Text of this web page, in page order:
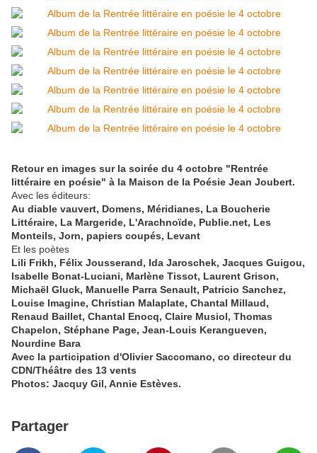
Retour en images sur la soirée du 4 octobre "Rentrée
littéraire en poésie" à la Maison de la Poésie Jean Joubert.
Avec les éditeurs:
Au diable vauvert, Domens, Méridianes, La Boucherie
Littéraire, La Margeride, L'Arachnoïde, Publie.net, Les
Monteils, Jorn, papiers coupés, Levant
Et les poètes
Lili Frikh, Félix Jousserand, Ida Jaroschek, Jacques Guigou,
Isabelle Bonat-Luciani, Marlène Tissot, Laurent Grison,
Michaël Gluck, Manuelle Parra Senault, Patricio Sanchez,
Louise Imagine, Christian Malaplate, Chantal Millaud,
Renaud Baillet, Chantal Enocq, Claire Musiol, Thomas
Chapelon, Stéphane Page, Jean-Louis Kerangueven,
Nourdine Bara
Avec la participation d'Olivier Saccomano, co directeur du
CDN/Théâtre des 13 vents
Photos: Jacquy Gil, Annie Estèves.
Partager